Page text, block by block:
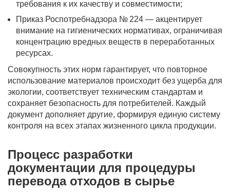
требования к их качеству и совместимости;
Приказ Роспотребнадзора № 224 — акцентирует
внимание на гигиенических нормативах, ограничивая
концентрацию вредных веществ в переработанных
ресурсах.
Совокупность этих норм гарантирует, что повторное
использование материалов происходит без ущерба для
экологии, соответствует техническим стандартам и
сохраняет безопасность для потребителей. Каждый
документ дополняет другие, формируя единую систему
контроля на всех этапах жизненного цикла продукции.
Процесс разработки
документации для процедуры
перевода отходов в сырье